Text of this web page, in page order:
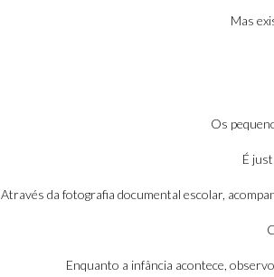
Mas
Os
É
Através da fotografia documental escolar,
Enquanto a infância acontece,